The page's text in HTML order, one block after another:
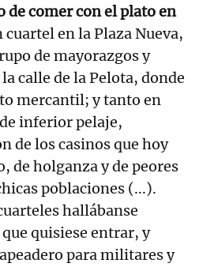
de comer con el plato en
cuartel en la Plaza Nueva,
de mayorazgos y
calle de la Pelota, donde
mercantil; y tanto en
inferior pelaje,
de los casinos que hoy
de holganza y de peores
poblaciones (...).
hallábanse
quisiese entrar, y
para militares y